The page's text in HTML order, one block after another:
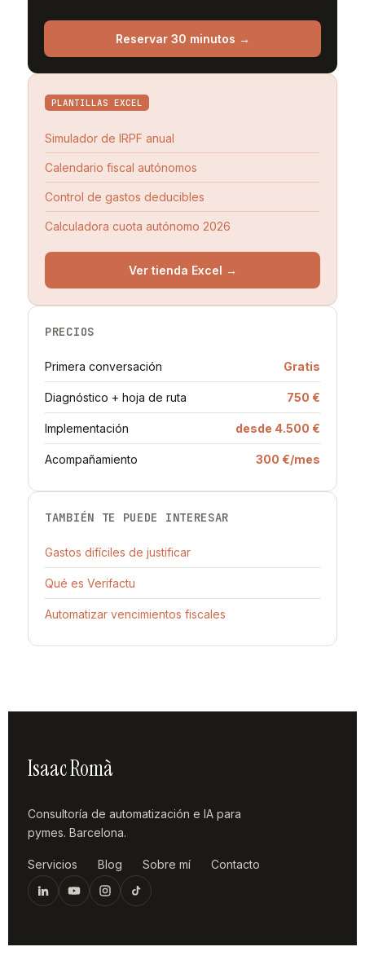
Reservar 30 minutos →
PLANTILLAS EXCEL
Simulador de IRPF anual
Calendario fiscal autónomos
Control de gastos deducibles
Calculadora cuota autónomo 2026
Ver tienda Excel →
PRECIOS
Primera conversación Gratis
Diagnóstico + hoja de ruta 750 €
Implementación desde 4.500 €
Acompañamiento 300 €/mes
TAMBIÉN TE PUEDE INTERESAR
Gastos difíciles de justificar
Qué es Verifactu
Automatizar vencimientos fiscales
Isaac Romà
Consultoría de automatización e IA para
pymes. Barcelona.
Servicios Blog Sobre mí Contacto